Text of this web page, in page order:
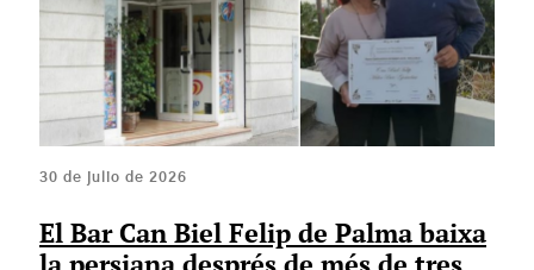
30 de julio de 2026
El Bar Can Biel Felip de Palma baixa